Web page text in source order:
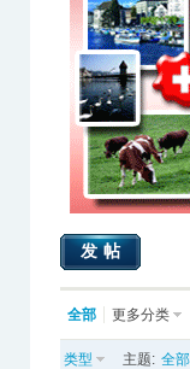
发帖
全部 更多分类
类型 主题: 全部